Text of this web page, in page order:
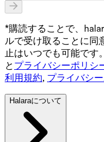
*購読することで、
ルで受け取ることに同
止はいつでも可能です
と プライバシーポリシ
利用規約, プライバシ
Halaraについて